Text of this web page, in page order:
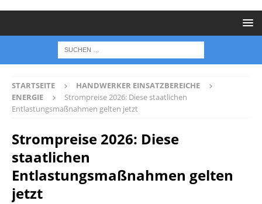
STARTSEITE
HANDWERKER EINSATZBEREICHE
ENERGIE
Strompreise 2026: Diese staatlichen
Entlastungsmaßnahmen gelten jetzt
Strompreise 2026: Diese
staatlichen
Entlastungsmaßnahmen gelten
jetzt